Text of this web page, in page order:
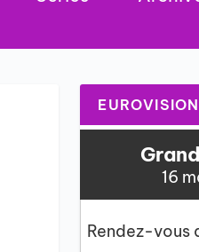
16
Rendez-vous